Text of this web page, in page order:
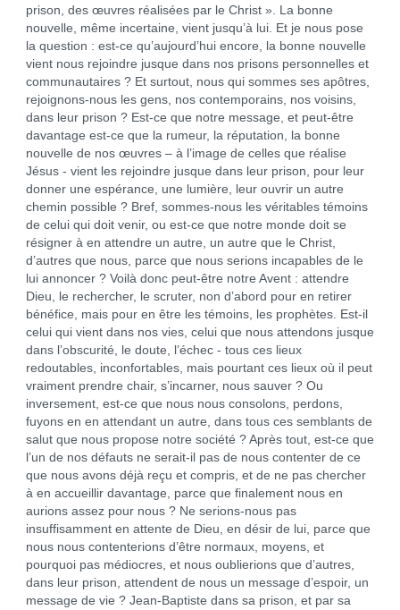
prison, des œuvres réalisées par le Christ ». La bonne
nouvelle, même incertaine, vient jusqu’à lui. Et je nous pose
la question : est-ce qu’aujourd’hui encore, la bonne nouvelle
vient nous rejoindre jusque dans nos prisons personnelles et
communautaires ? Et surtout, nous qui sommes ses apôtres,
rejoignons-nous les gens, nos contemporains, nos voisins,
dans leur prison ? Est-ce que notre message, et peut-être
davantage est-ce que la rumeur, la réputation, la bonne
nouvelle de nos œuvres – à l’image de celles que réalise
Jésus - vient les rejoindre jusque dans leur prison, pour leur
donner une espérance, une lumière, leur ouvrir un autre
chemin possible ? Bref, sommes-nous les véritables témoins
de celui qui doit venir, ou est-ce que notre monde doit se
résigner à en attendre un autre, un autre que le Christ,
d’autres que nous, parce que nous serions incapables de le
lui annoncer ? Voilà donc peut-être notre Avent : attendre
Dieu, le rechercher, le scruter, non d’abord pour en retirer
bénéfice, mais pour en être les témoins, les prophètes. Est-il
celui qui vient dans nos vies, celui que nous attendons jusque
dans l’obscurité, le doute, l’échec - tous ces lieux
redoutables, inconfortables, mais pourtant ces lieux où il peut
vraiment prendre chair, s’incarner, nous sauver ? Ou
inversement, est-ce que nous nous consolons, perdons,
fuyons en en attendant un autre, dans tous ces semblants de
salut que nous propose notre société ? Après tout, est-ce que
l’un de nos défauts ne serait-il pas de nous contenter de ce
que nous avons déjà reçu et compris, et de ne pas chercher
à en accueillir davantage, parce que finalement nous en
aurions assez pour nous ? Ne serions-nous pas
insuffisamment en attente de Dieu, en désir de lui, parce que
nous nous contenterions d’être normaux, moyens, et
pourquoi pas médiocres, et nous oublierions que d’autres,
dans leur prison, attendent de nous un message d’espoir, un
message de vie ? Jean-Baptiste dans sa prison, et par sa